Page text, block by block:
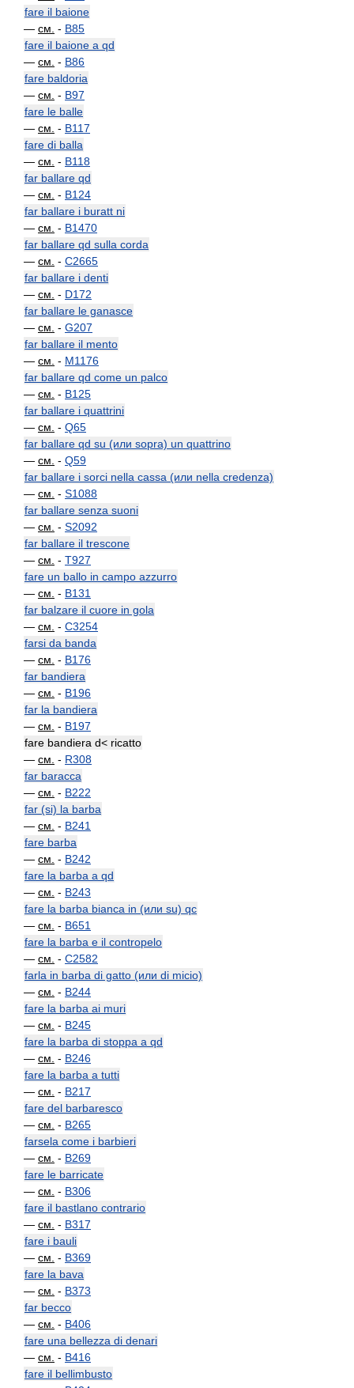
fare il baione
— см. - B85
fare il baione a qd
— см. - B86
fare baldoria
— см. - B97
fare le balle
— см. - B117
fare di balla
— см. - B118
far ballare qd
— см. - B124
far ballare i buratt ni
— см. - B1470
far ballare qd sulla corda
— см. - C2665
far ballare i denti
— см. - D172
far ballare le ganasce
— см. - G207
far ballare il mento
— см. - M1176
far ballare qd come un palco
— см. - B125
far ballare i quattrini
— см. - Q65
far ballare qd su (или sopra) un quattrino
— см. - Q59
far ballare i sorci nella cassa (или nella credenza)
— см. - S1088
far ballare senza suoni
— см. - S2092
far ballare il trescone
— см. - T927
fare un ballo in campo azzurro
— см. - B131
far balzare il cuore in gola
— см. - C3254
farsi da banda
— см. - B176
far bandiera
— см. - B196
far la bandiera
— см. - B197
fare bandiera d< ricatto
— см. - R308
far baracca
— см. - B222
far (si) la barba
— см. - B241
fare barba
— см. - B242
fare la barba a qd
— см. - B243
fare la barba bianca in (или su) qc
— см. - B651
fare la barba e il contropelo
— см. - C2582
farla in barba di gatto (или di micio)
— см. - B244
fare la barba ai muri
— см. - B245
fare la barba di stoppa a qd
— см. - B246
fare la barba a tutti
— см. - B217
fare del barbaresco
— см. - B265
farsela come i barbieri
— см. - B269
fare le barricate
— см. - B306
fare il bastlano contrario
— см. - B317
fare i bauli
— см. - B369
fare la bava
— см. - B373
far becco
— см. - B406
fare una bellezza di denari
— см. - B416
fare il bellimbusto